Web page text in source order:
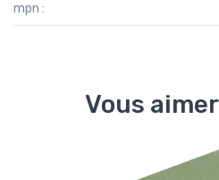
mpn :
Vous